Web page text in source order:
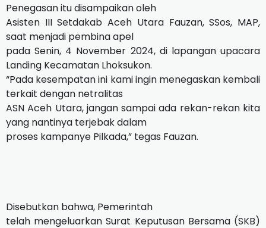
Penegasan itu disampaikan oleh
Asisten III Setdakab Aceh Utara Fauzan, SSos, MAP,
saat menjadi pembina apel
pada Senin, 4 November 2024, di lapangan upacara
Landing Kecamatan Lhoksukon.
“Pada kesempatan ini kami ingin menegaskan kembali
terkait dengan netralitas
ASN Aceh Utara, jangan sampai ada rekan-rekan kita
yang nantinya terjebak dalam
proses kampanye Pilkada,” tegas Fauzan.
Disebutkan bahwa, Pemerintah
telah mengeluarkan Surat Keputusan Bersama (SKB)